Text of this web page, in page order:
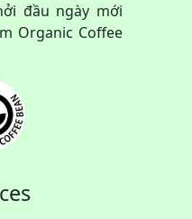
đầu ngày mới
Organic Coffee